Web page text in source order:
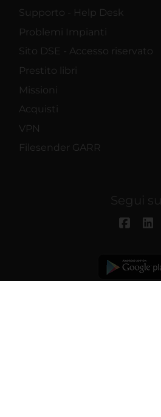
Supporto - Help Desk
Problemi Impianti
Sito DSE - Accesso riservato
Prestito libri
Missioni
Acquisti
VPN
Filesender GARR
Segui su